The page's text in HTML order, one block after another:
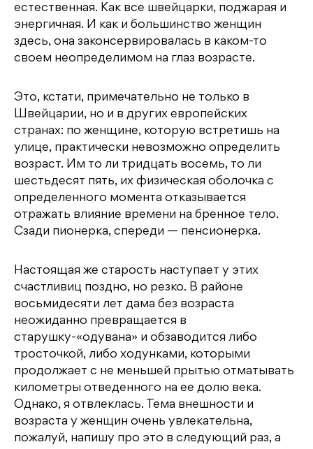
естественная. Как все швейцарки, поджарая и
энергичная. И как и большинство женщин
здесь, она законсервировалась в каком-то
своем неопределимом на глаз возрасте.
Это, кстати, примечательно не только в
Швейцарии, но и в других европейских
странах: по женщине, которую встретишь на
улице, практически невозможно определить
возраст. Им то ли тридцать восемь, то ли
шестьдесят пять, их физическая оболочка с
определенного момента отказывается
отражать влияние времени на бренное тело.
Сзади пионерка, спереди — пенсионерка.
Настоящая же старость наступает у этих
счастливиц поздно, но резко. В районе
восьмидесяти лет дама без возраста
неожиданно превращается в
старушку-«одувана» и обзаводится либо
тросточкой, либо ходунками, которыми
продолжает с не меньшей прытью отматывать
километры отведенного на ее долю века.
Однако, я отвлеклась. Тема внешности и
возраста у женщин очень увлекательна,
пожалуй, напишу про это в следующий раз, а